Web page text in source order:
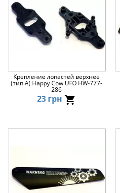
Крепление лопастей верхнее
(тип А) Happy Cow UFO HW-777-
286
23 грн